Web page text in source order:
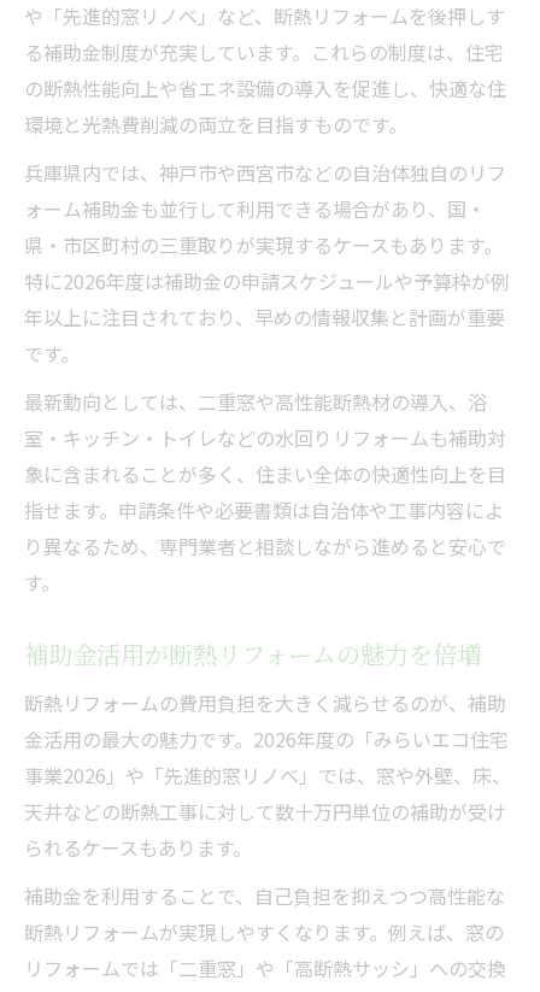
断熱リフォーム最新計画の立て方と注意点
2026年の補助金申請スケジュール早分かり
申請時に押さえるべき断熱リフォーム手順
う
断熱リフォームで一年中快適な住まい実現
や「先進的窓リノベ」など、断熱リフォームを後押しす
る補助金制度が充実しています。これらの制度は、住宅
の断熱性能向上や省エネ設備の導入を促進し、快適な住
環境と光熱費削減の両立を目指すものです。
兵庫県内では、神戸市や西宮市などの自治体独自のリフ
ォーム補助金も並行して利用できる場合があり、国・
県・市区町村の三重取りが実現するケースもあります。
特に2026年度は補助金の申請スケジュールや予算枠が例
年以上に注目されており、早めの情報収集と計画が重要
です。
最新動向としては、二重窓や高性能断熱材の導入、浴
室・キッチン・トイレなどの水回りリフォームも補助対
象に含まれることが多く、住まい全体の快適性向上を目
指せます。申請条件や必要書類は自治体や工事内容によ
り異なるため、専門業者と相談しながら進めると安心で
す。
補助金活用が断熱リフォームの魅力を倍増
断熱リフォームの費用負担を大きく減らせるのが、補助
金活用の最大の魅力です。2026年度の「みらいエコ住宅
事業2026」や「先進的窓リノベ」では、窓や外壁、床、
天井などの断熱工事に対して数十万円単位の補助が受け
られるケースもあります。
補助金を利用することで、自己負担を抑えつつ高性能な
断熱リフォームが実現しやすくなります。例えば、窓の
リフォームでは「二重窓」や「高断熱サッシ」への交換